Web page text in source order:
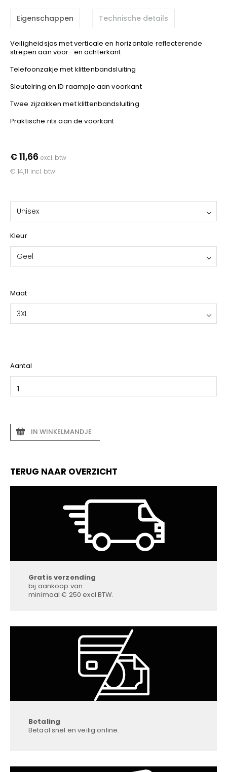
Safety Jogger
Shugon
Spiro
Stanley/Stella
Eigenschappen Technische details
Veiligheidsjas met verticale en horizontale reflecterende
strepen aan voor- en achterkant
Telefoonzakje met klittenbandsluiting
Sleutelring en ID raampje aan voorkant
Twee zijzakken met klittenbandsluiting
Praktische rits aan de voorkant
€ 11,66 excl. btw
€ 14,11 incl. btw
Unisex
Kleur
Geel
Maat
3XL
Aantal
IN WINKELMANDJE
TERUG NAAR OVERZICHT
Gratis verzending
bij aankoop van
minimaal € 250 excl BTW.
Betaling
Betaal snel en veilig online.